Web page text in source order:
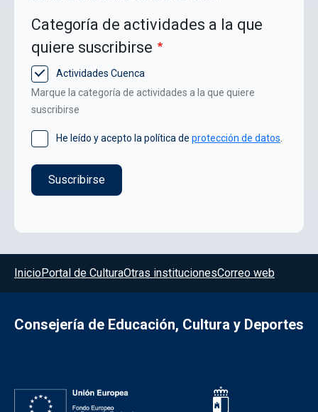
Categoría de actividades a la que
quiere suscribirse
Actividades Cuenca
Marque la categoría de actividades a la que quiere
suscribirse
He leído y acepto la política de protección de datos
Menú del pie
InicioPortal de CulturaOtras institucionesCorreo web
Consejería de Educación, Cultura y Deportes